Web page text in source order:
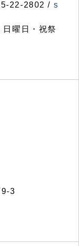
22-2802 / s
曜日・祝祭
3